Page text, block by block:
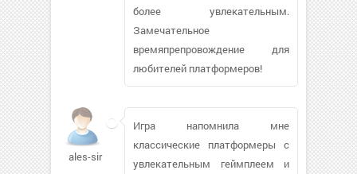
более увлекательным.
Замечательное
времяпрепровождение для
любителей платформеров!
ales-sir
Игра напомнила мне
классические платформеры с
увлекательным геймплеем и